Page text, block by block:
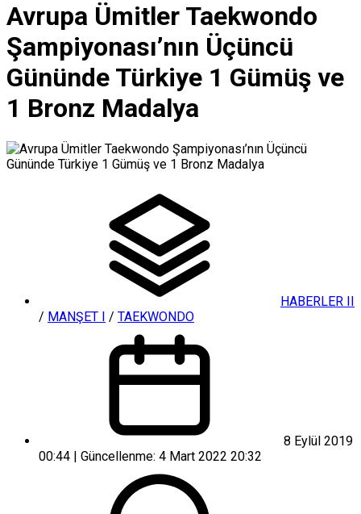
Avrupa Ümitler Taekwondo
Şampiyonası’nın Üçüncü
Gününde Türkiye 1 Gümüş ve
1 Bronz Madalya
HABERLER II
/ MANŞET I / TAEKWONDO
8 Eylül 2019
00:44 | Güncellenme: 4 Mart 2022 20:32